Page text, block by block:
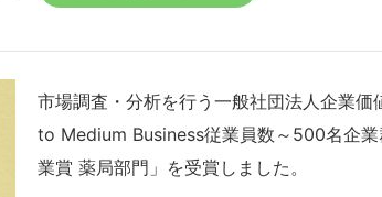
市場調査・分析を行う一般社団法人企業
to Medium Business従業員数～500名企
業賞 薬局部門」を受賞しました。